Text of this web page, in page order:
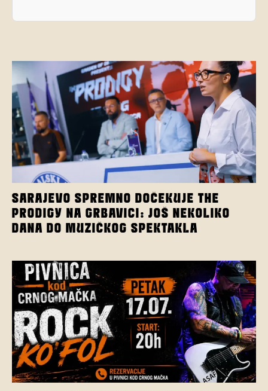
SARAJEVO SPREMNO DOČEKUJE THE
PRODIGY NA GRBAVICI: JOŠ NEKOLIKO
DANA DO MUZIČKOG SPEKTAKLA